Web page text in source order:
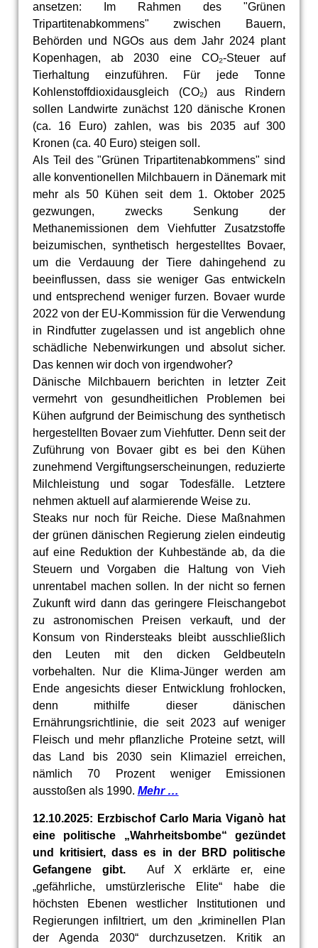
ansetzen: Im Rahmen des "Grünen
Tripartitenabkommens" zwischen Bauern,
Behörden und NGOs aus dem Jahr 2024 plant
Kopenhagen, ab 2030 eine CO₂-Steuer auf
Tierhaltung einzuführen. Für jede Tonne
Kohlenstoffdioxidausgleich (CO₂) aus Rindern
sollen Landwirte zunächst 120 dänische Kronen
(ca. 16 Euro) zahlen, was bis 2035 auf 300
Kronen (ca. 40 Euro) steigen soll.
Als Teil des "Grünen Tripartitenabkommens" sind
alle konventionellen Milchbauern in Dänemark mit
mehr als 50 Kühen seit dem 1. Oktober 2025
gezwungen, zwecks Senkung der
Methanemissionen dem Viehfutter Zusatzstoffe
beizumischen, synthetisch hergestelltes Bovaer,
um die Verdauung der Tiere dahingehend zu
beeinflussen, dass sie weniger Gas entwickeln
und entsprechend weniger furzen. Bovaer wurde
2022 von der EU-Kommission für die Verwendung
in Rindfutter zugelassen und ist angeblich ohne
schädliche Nebenwirkungen und absolut sicher.
Das kennen wir doch von irgendwoher?
Dänische Milchbauern berichten in letzter Zeit
vermehrt von gesundheitlichen Problemen bei
Kühen aufgrund der Beimischung des synthetisch
hergestellten Bovaer zum Viehfutter. Denn seit der
Zuführung von Bovaer gibt es bei den Kühen
zunehmend Vergiftungserscheinungen, reduzierte
Milchleistung und sogar Todesfälle. Letztere
nehmen aktuell auf alarmierende Weise zu.
Steaks nur noch für Reiche. Diese Maßnahmen
der grünen dänischen Regierung zielen eindeutig
auf eine Reduktion der Kuhbestände ab, da die
Steuern und Vorgaben die Haltung von Vieh
unrentabel machen sollen. In der nicht so fernen
Zukunft wird dann das geringere Fleischangebot
zu astronomischen Preisen verkauft, und der
Konsum von Rindersteaks bleibt ausschließlich
den Leuten mit den dicken Geldbeuteln
vorbehalten. Nur die Klima-Jünger werden am
Ende angesichts dieser Entwicklung frohlocken,
denn mithilfe dieser dänischen
Ernährungsrichtlinie, die seit 2023 auf weniger
Fleisch und mehr pflanzliche Proteine setzt, will
das Land bis 2030 sein Klimaziel erreichen,
nämlich 70 Prozent weniger Emissionen
ausstoßen als 1990. Mehr …
12.10.2025: Erzbischof Carlo Maria Viganò hat
eine politische „Wahrheitsbombe“ gezündet
und kritisiert, dass es in der BRD politische
Gefangene gibt.Auf X erklärte er, eine
„gefährliche, umstürzlerische Elite“ habe die
höchsten Ebenen westlicher Institutionen und
Regierungen infiltriert, um den „kriminellen Plan
der Agenda 2030“ durchzusetzen. Kritik an